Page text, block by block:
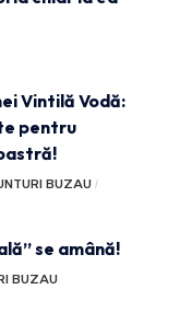
Vintilă Vodă:
pentru
BUZAU
se amână!
BUZAU